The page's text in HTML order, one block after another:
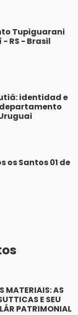
Tupiguarani
RS - Brasil
identidad e
os Santos 01 de
MATERIAIS: AS
E SEU
PATRIMONIAL